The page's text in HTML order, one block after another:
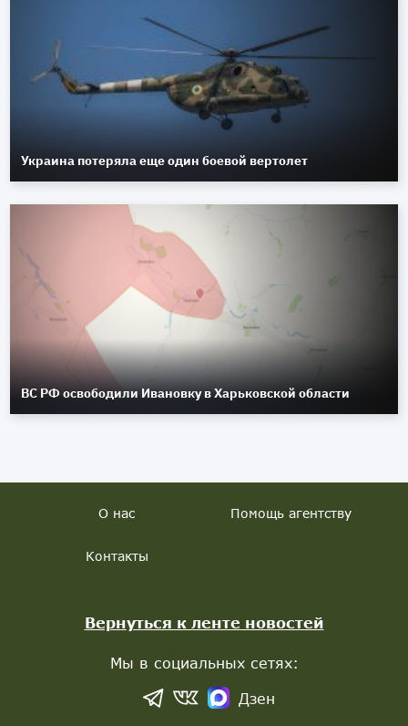
Украина потеряла еще один боевой вертолет
ВС РФ освободили Ивановку в Харьковской области
О нас Помощь агентству
Контакты
Вернуться к ленте новостей
Мы в социальных сетях:
Дзен